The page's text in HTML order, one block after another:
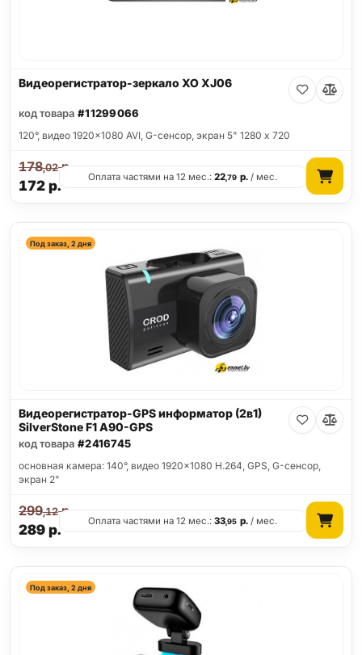
Видеорегистратор-зеркало XO XJ06
код товара #11299066
120°, видео 1920x1080 AVI, G-сенсор, экран 5" 1280 x 720
172р.
178,02р.
Оплата частями на 12 мес.:22,79 р./ мес.
Под заказ, 2 дня
Видеорегистратор-GPS информатор (2в1)
SilverStone F1 A90-GPS
код товара #2416745
основная камера: 140°, видео 1920x1080 H.264, GPS, G-сенсор,
экран 2"
289р.
299,12р.
Оплата частями на 12 мес.:33,95 р./ мес.
Под заказ, 2 дня